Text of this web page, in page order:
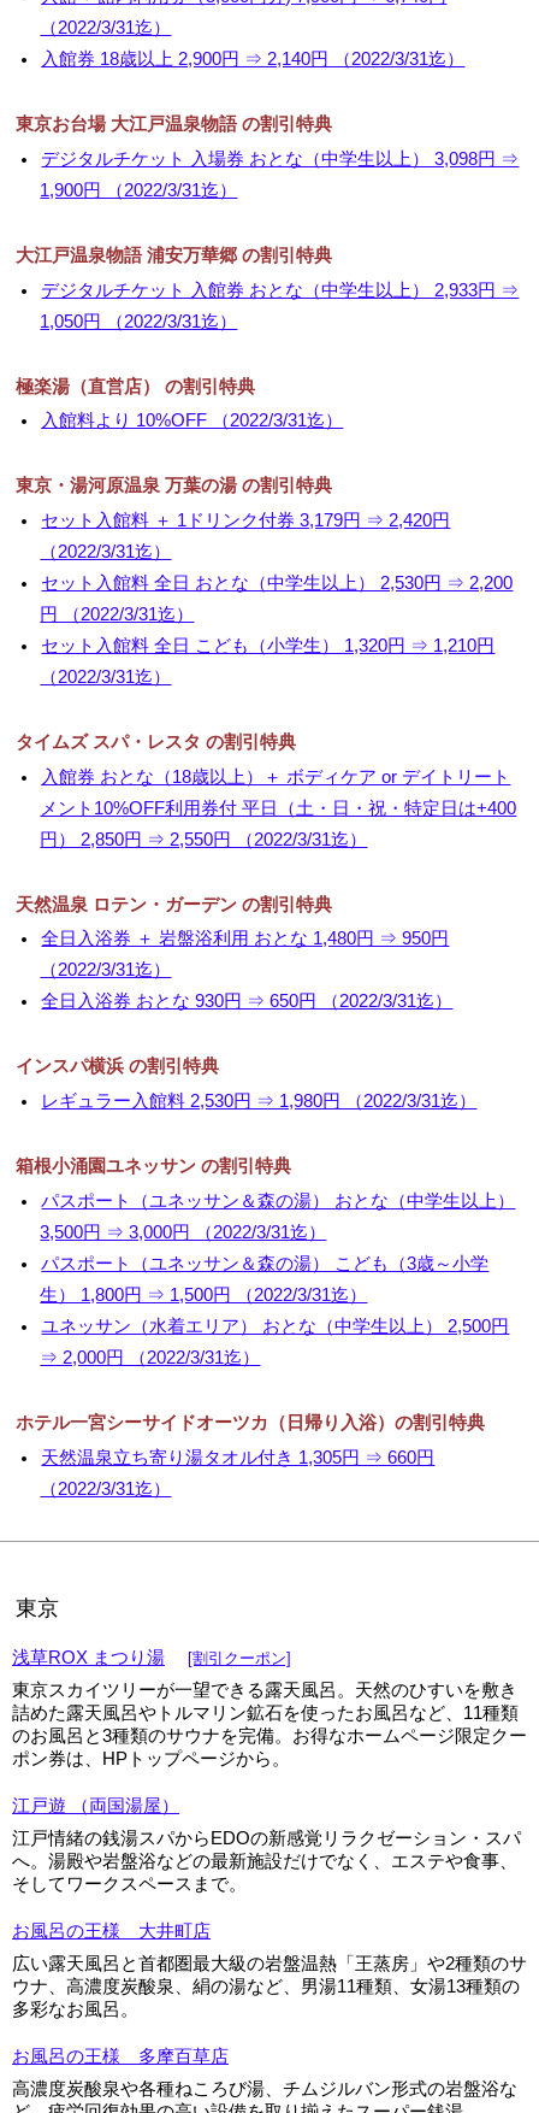
（2022/3/31迄）
入館券 18歳以上 2,900円 ⇒ 2,140円 （2022/3/31迄）
東京お台場 大江戸温泉物語 の割引特典
デジタルチケット 入場券 おとな（中学生以上） 3,098円 ⇒
1,900円 （2022/3/31迄）
大江戸温泉物語 浦安万華郷 の割引特典
デジタルチケット 入館券 おとな（中学生以上） 2,933円 ⇒
1,050円 （2022/3/31迄）
極楽湯（直営店） の割引特典
入館料より 10%OFF （2022/3/31迄）
東京・湯河原温泉 万葉の湯 の割引特典
セット入館料 ＋ 1ドリンク付券 3,179円 ⇒ 2,420円
（2022/3/31迄）
セット入館料 全日 おとな（中学生以上） 2,530円 ⇒ 2,200
円 （2022/3/31迄）
セット入館料 全日 こども（小学生） 1,320円 ⇒ 1,210円
（2022/3/31迄）
タイムズ スパ・レスタ の割引特典
入館券 おとな（18歳以上）＋ ボディケア or デイトリート
メント10%OFF利用券付 平日（土・日・祝・特定日は+400
円） 2,850円 ⇒ 2,550円 （2022/3/31迄）
天然温泉 ロテン・ガーデン の割引特典
全日入浴券 ＋ 岩盤浴利用 おとな 1,480円 ⇒ 950円
（2022/3/31迄）
全日入浴券 おとな 930円 ⇒ 650円 （2022/3/31迄）
インスパ横浜 の割引特典
レギュラー入館料 2,530円 ⇒ 1,980円 （2022/3/31迄）
箱根小涌園ユネッサン の割引特典
パスポート（ユネッサン＆森の湯） おとな（中学生以上）
3,500円 ⇒ 3,000円 （2022/3/31迄）
パスポート（ユネッサン＆森の湯） こども（3歳～小学
生） 1,800円 ⇒ 1,500円 （2022/3/31迄）
ユネッサン（水着エリア） おとな（中学生以上） 2,500円
⇒ 2,000円 （2022/3/31迄）
ホテル一宮シーサイドオーツカ（日帰り入浴）の割引特典
天然温泉立ち寄り湯タオル付き 1,305円 ⇒ 660円
（2022/3/31迄）
東京
浅草ROX まつり湯 [割引クーポン]
東京スカイツリーが一望できる露天風呂。天然のひすいを敷き
詰めた露天風呂やトルマリン鉱石を使ったお風呂など、11種類
のお風呂と3種類のサウナを完備。お得なホームページ限定クー
ポン券は、HPトップページから。
江戸遊 （両国湯屋）
江戸情緒の銭湯スパからEDOの新感覚リラクゼーション・スパ
へ。湯殿や岩盤浴などの最新施設だけでなく、エステや食事、
そしてワークスペースまで。
お風呂の王様 大井町店
広い露天風呂と首都圏最大級の岩盤温熱「王蒸房」や2種類のサ
ウナ、高濃度炭酸泉、絹の湯など、男湯11種類、女湯13種類の
多彩なお風呂。
お風呂の王様 多摩百草店
高濃度炭酸泉や各種ねころび湯、チムジルバン形式の岩盤浴な